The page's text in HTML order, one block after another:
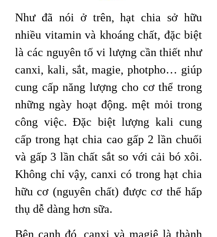
Như đã nói ở trên, hạt chia sở hữu
nhiều vitamin và khoáng chất, đặc biệt
là các nguyên tố vi lượng cần thiết như
canxi, kali, sắt, magie, photpho… giúp
cung cấp năng lượng cho cơ thể trong
những ngày hoạt động. mệt mỏi trong
công việc. Đặc biệt lượng kali cung
cấp trong hạt chia cao gấp 2 lần chuối
và gấp 3 lần chất sắt so với cải bó xôi.
Không chỉ vậy, canxi có trong hạt chia
hữu cơ (nguyên chất) được cơ thể hấp
thụ dễ dàng hơn sữa.
Bên cạnh đó, canxi và magiê là thành